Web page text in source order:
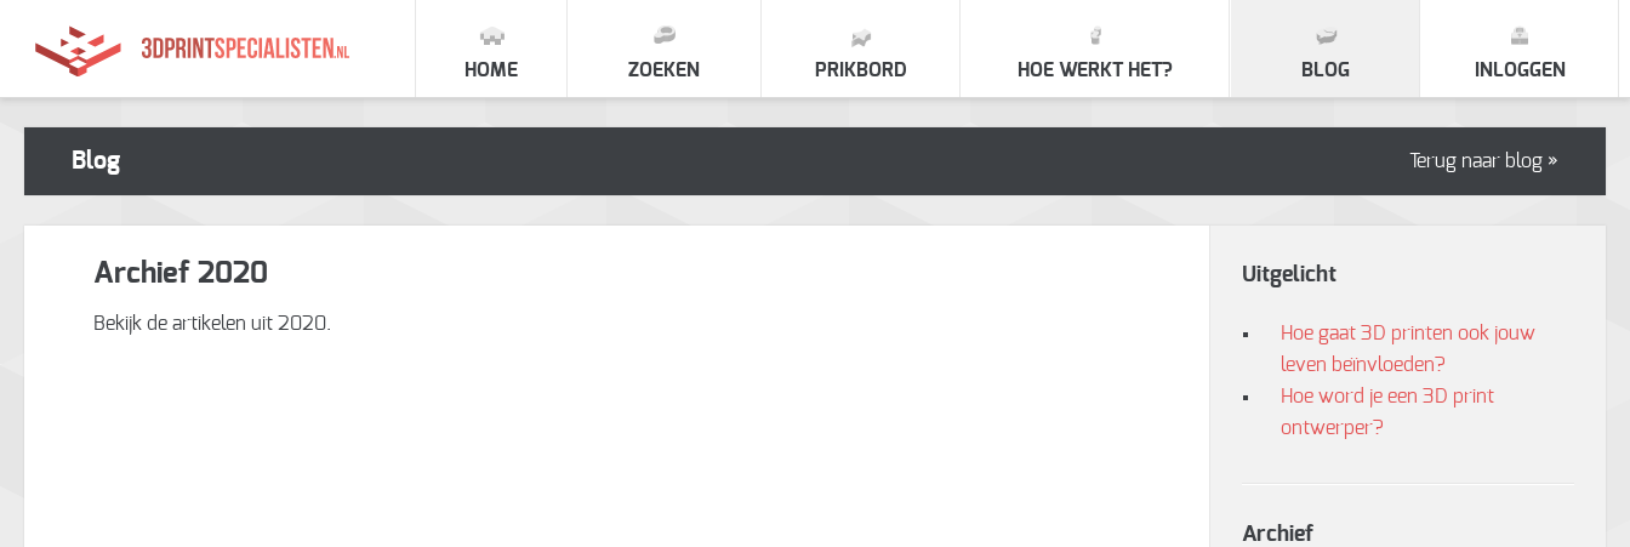
INLOGGEN
BLOG
HOE WERKT HET?
PRIKBORD
ZOEKEN
HOME
Blog Terug naar blog »
Archief 2020
Bekijk de artikelen uit 2020.
Uitgelicht
Hoe gaat 3D printen ook jouw
leven beïnvloeden?
Hoe word je een 3D print
ontwerper?
Archief